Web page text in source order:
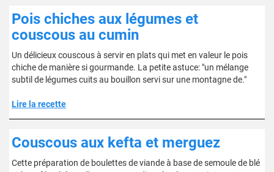
Pois chiches aux légumes et
couscous au cumin
Un délicieux couscous à servir en plats qui met en valeur le pois
chiche de manière si gourmande. La petite astuce: "un mélange
subtil de légumes cuits au bouillon servi sur une montagne de."
Lire la recette
Couscous aux kefta et merguez
Cette préparation de boulettes de viande à base de semoule de blé